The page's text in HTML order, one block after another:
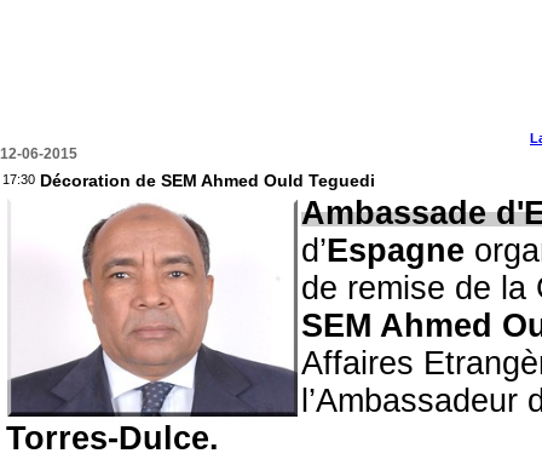
12-06-2015
17:30 Décoration de SEM Ahmed Ould Teguedi
Ambassade
d’Espagne
de remise de la
SEM Ahmed
Affaires
l’Ambassadeur
Torres-Dulce.